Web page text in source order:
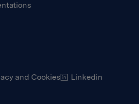
and Cookies Linkedin